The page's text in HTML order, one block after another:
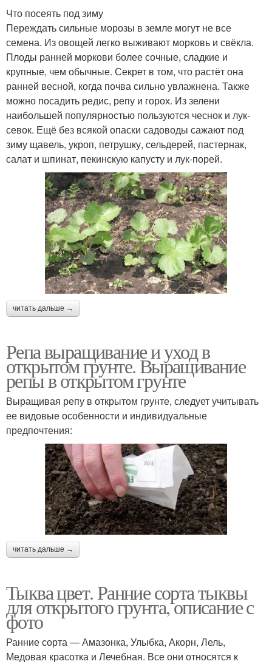
Что посеять под зиму
Переждать сильные морозы в земле могут не все
семена. Из овощей легко выживают морковь и свёкла.
Плоды ранней моркови более сочные, сладкие и
крупные, чем обычные. Секрет в том, что растёт она
ранней весной, когда почва сильно увлажнена. Также
можно посадить редис, репу и горох. Из зелени
наибольшей популярностью пользуются чеснок и лук-
севок. Ещё без всякой опаски садоводы сажают под
зиму щавель, укроп, петрушку, сельдерей, пастернак,
салат и шпинат, пекинскую капусту и лук-порей.
читать дальше →
Репа выращивание и уход в
открытом грунте. Выращивание
репы в открытом грунте
Выращивая репу в открытом грунте, следует учитывать
ее видовые особенности и индивидуальные
предпочтения:
читать дальше →
Тыква цвет. Ранние сорта тыквы
для открытого грунта, описание с
фото
Ранние сорта — Амазонка, Улыбка, Акорн, Лель,
Медовая красотка и Лечебная. Все они относятся к